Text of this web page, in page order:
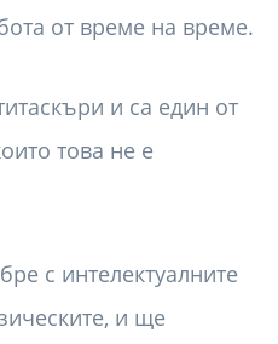
от време на време.
и са един от
това не е
с интелектуалните
и ще